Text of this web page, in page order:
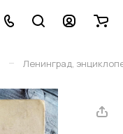
– Ленинград,